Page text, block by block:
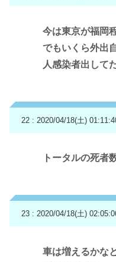
今は東京が福岡
でもいくら外出
人感染者出して
22 : 2020/04/18(土)
トータルの死者
23 : 2020/04/18(土)
車は増えるかな